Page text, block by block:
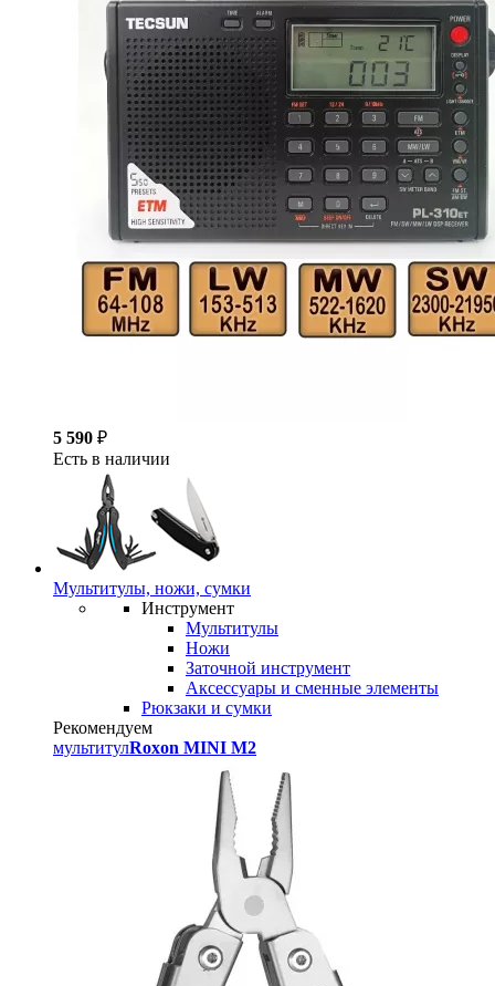
5 590 ₽
Есть в наличии
Мультитулы, ножи, сумки
Инструмент
Мультитулы
Ножи
Заточной инструмент
Аксессуары и сменные элементы
Рюкзаки и сумки
Рекомендуем
мультитулRoxon MINI M2